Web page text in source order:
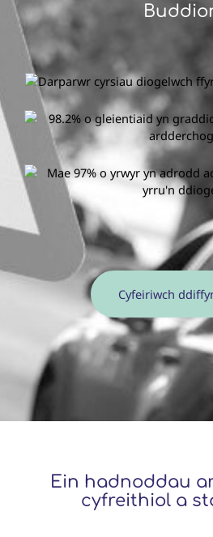
Cyfeiriwch
Ein hadnoddau
cyfreithiol a